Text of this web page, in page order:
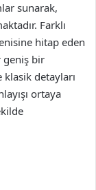
sunarak,
Farklı
hitap eden
geniş bir
klasik detayları
ortaya